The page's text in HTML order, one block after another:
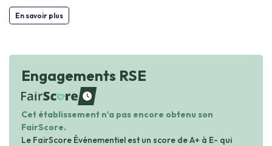
En savoir plus
Engagements RSE
waiting
Cet établissement n'a pas encore obtenu son
FairScore.
Le FairScore Événementiel est un score de A+ à E- qui